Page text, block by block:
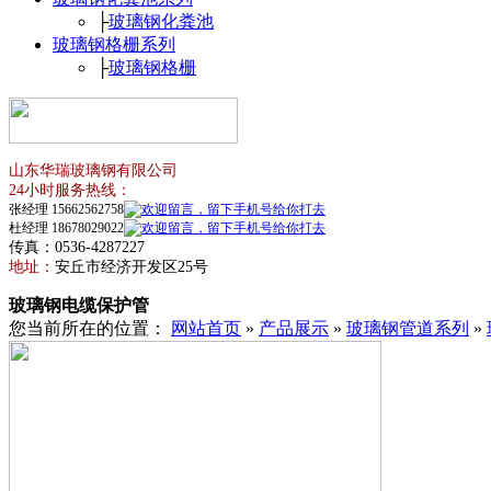
├玻璃钢化粪池
玻璃钢格栅系列
├玻璃钢格栅
山东华瑞玻璃钢有限公司
24小时服务热线：
张经理 15662562758
杜经理 18678029022
传真：0536-4287227
地址： 安丘市经济开发区25号
玻璃钢电缆保护管
您当前所在的位置：
网站首页 » 产品展示 » 玻璃钢管道系列 »